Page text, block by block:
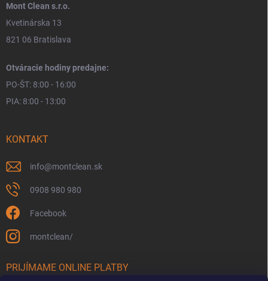
Mont Clean s.r.o.
Kvetinárska 13
821 06 Bratislava
Otváracie hodiny predajne:
PO-ŠT: 8:00 - 16:00
PIA: 8:00 - 13:00
KONTAKT
info@montclean.sk
0908 980 980
Facebook
montclean/
PRIJÍMAME ONLINE PLATBY